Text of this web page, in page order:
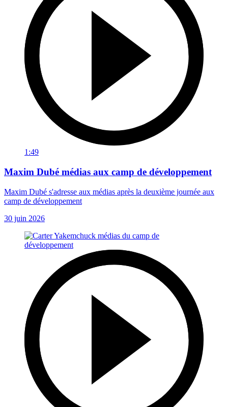
1:49
Maxim Dubé médias aux camp de développement
Maxim Dubé s'adresse aux médias après la deuxième journée aux
camp de développement
30 juin 2026